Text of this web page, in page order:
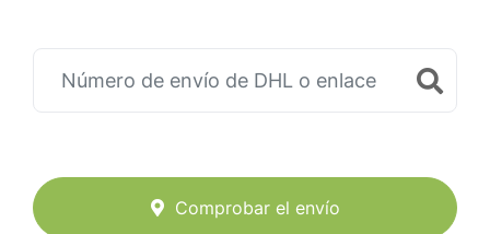
Comprobar el envío